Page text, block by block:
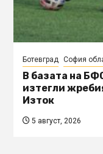
Ботевград София
В базата на
изтегли
Изток
5 август, 2026